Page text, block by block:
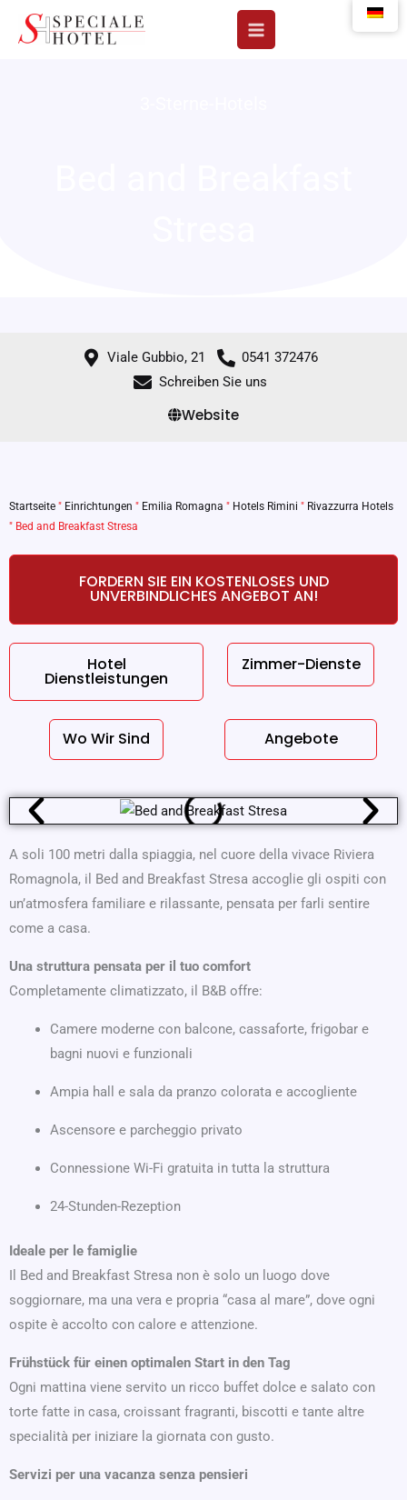
Inhalt
Viale Gubbio, 21
0541 372476
Schreiben Sie uns
Website
Startseite " Einrichtungen " Emilia Romagna " Hotels Rimini " Rivazzurra Hotels
" Bed and Breakfast Stresa
FORDERN SIE EIN KOSTENLOSES UND
UNVERBINDLICHES ANGEBOT AN!
Hotel
Dienstleistungen
Zimmer-Dienste
Wo Wir Sind Angebote
A soli 100 metri dalla spiaggia, nel cuore della vivace Riviera
Romagnola, il Bed and Breakfast Stresa accoglie gli ospiti con
un’atmosfera familiare e rilassante, pensata per farli sentire
come a casa.
Una struttura pensata per il tuo comfort
Completamente climatizzato, il B&B offre:
Camere moderne con balcone, cassaforte, frigobar e
bagni nuovi e funzionali
Ampia hall e sala da pranzo colorata e accogliente
Ascensore e parcheggio privato
Connessione Wi-Fi gratuita in tutta la struttura
24-Stunden-Rezeption
Ideale per le famiglie
Il Bed and Breakfast Stresa non è solo un luogo dove
soggiornare, ma una vera e propria “casa al mare”, dove ogni
ospite è accolto con calore e attenzione.
Frühstück für einen optimalen Start in den Tag
Ogni mattina viene servito un ricco buffet dolce e salato con
torte fatte in casa, croissant fragranti, biscotti e tante altre
specialità per iniziare la giornata con gusto.
Servizi per una vacanza senza pensieri